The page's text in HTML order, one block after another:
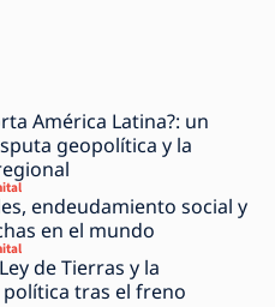
América Latina?: un
geopolítica y la
endeudamiento social y
en el mundo
de Tierras y la
tras el freno